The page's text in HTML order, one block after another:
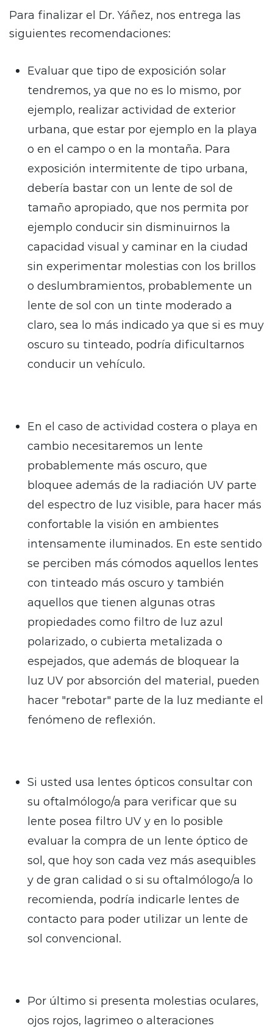
Para finalizar el Dr. Yáñez, nos entrega las
siguientes recomendaciones:
Evaluar que tipo de exposición solar
tendremos, ya que no es lo mismo, por
ejemplo, realizar actividad de exterior
urbana, que estar por ejemplo en la playa
o en el campo o en la montaña. Para
exposición intermitente de tipo urbana,
debería bastar con un lente de sol de
tamaño apropiado, que nos permita por
ejemplo conducir sin disminuirnos la
capacidad visual y caminar en la ciudad
sin experimentar molestias con los brillos
o deslumbramientos, probablemente un
lente de sol con un tinte moderado a
claro, sea lo más indicado ya que si es muy
oscuro su tinteado, podría dificultarnos
conducir un vehículo.
En el caso de actividad costera o playa en
cambio necesitaremos un lente
probablemente más oscuro, que
bloquee además de la radiación UV parte
del espectro de luz visible, para hacer más
confortable la visión en ambientes
intensamente iluminados. En este sentido
se perciben más cómodos aquellos lentes
con tinteado más oscuro y también
aquellos que tienen algunas otras
propiedades como filtro de luz azul
polarizado, o cubierta metalizada o
espejados, que además de bloquear la
luz UV por absorción del material, pueden
hacer "rebotar" parte de la luz mediante el
fenómeno de reflexión.
Si usted usa lentes ópticos consultar con
su oftalmólogo/a para verificar que su
lente posea filtro UV y en lo posible
evaluar la compra de un lente óptico de
sol, que hoy son cada vez más asequibles
y de gran calidad o si su oftalmólogo/a lo
recomienda, podría indicarle lentes de
contacto para poder utilizar un lente de
sol convencional.
Por último si presenta molestias oculares,
ojos rojos, lagrimeo o alteraciones